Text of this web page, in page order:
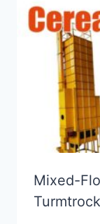
Mixed-